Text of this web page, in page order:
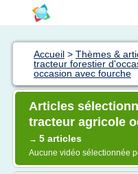
Accueil > Thèmes &
tracteur forestier
occasion avec fourche
Articles
tracteur agricole
→ 5 articles
Aucune vidéo sélectionnée